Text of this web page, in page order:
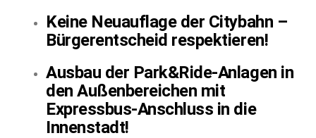
Keine Neuauflage der Citybahn –
Bürgerentscheid respektieren!
Ausbau der Park&Ride-Anlagen in
den Außenbereichen mit
Expressbus-Anschluss in die
Innenstadt!